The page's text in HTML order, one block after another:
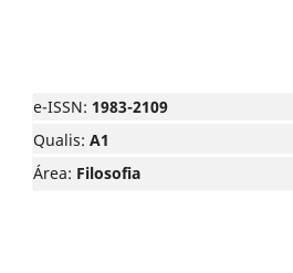
e-ISSN: 1983-2109
Qualis: A1
Área: Filosofia